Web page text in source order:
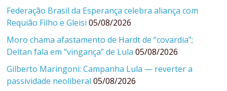
Federação Brasil da Esperança celebra aliança com
Requião Filho e Gleisi 05/08/2026
Moro chama afastamento de Hardt de “covardia”;
Deltan fala em “vingança” de Lula 05/08/2026
Gilberto Maringoni: Campanha Lula — reverter a
passividade neoliberal 05/08/2026